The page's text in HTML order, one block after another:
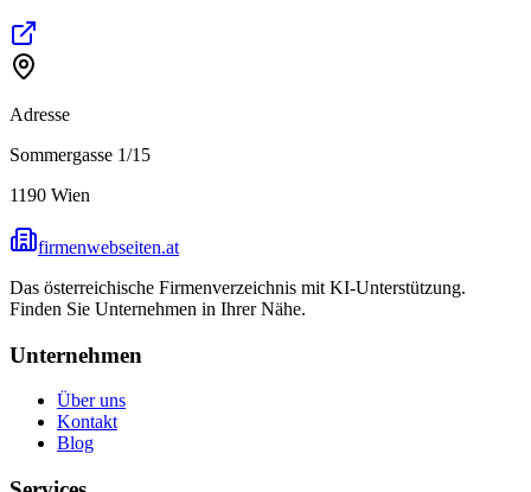
Adresse
Sommergasse 1/15
1190 Wien
firmenwebseiten.at
Das österreichische Firmenverzeichnis mit KI-Unterstützung.
Finden Sie Unternehmen in Ihrer Nähe.
Unternehmen
Über uns
Kontakt
Blog